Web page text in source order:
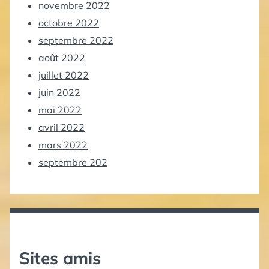
novembre 2022
octobre 2022
septembre 2022
août 2022
juillet 2022
juin 2022
mai 2022
avril 2022
mars 2022
septembre 202
Sites amis